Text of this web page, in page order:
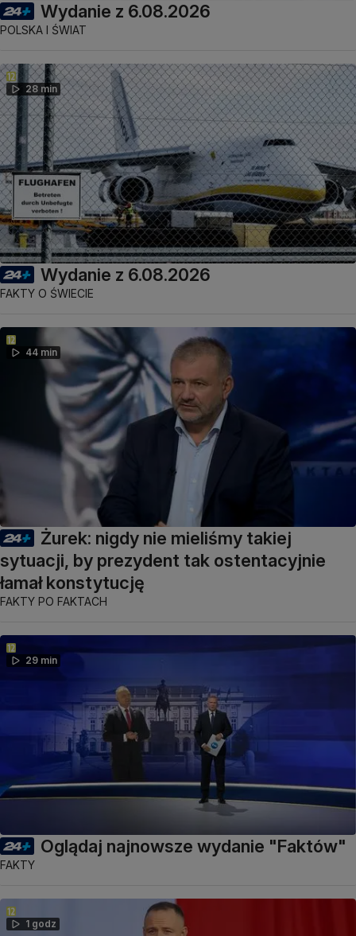
Wydanie z 6.08.2026
POLSKA I ŚWIAT
28 min
Wydanie z 6.08.2026
FAKTY O ŚWIECIE
44 min
Żurek: nigdy nie mieliśmy takiej
sytuacji, by prezydent tak ostentacyjnie
łamał konstytucję
FAKTY PO FAKTACH
29 min
Oglądaj najnowsze wydanie "Faktów"
FAKTY
1 godz